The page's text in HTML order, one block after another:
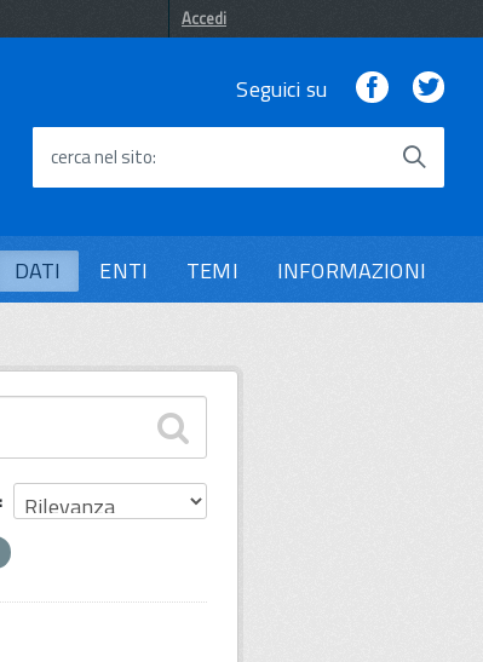
Accedi
Seguici su Facebook
cerca nel sito
DATI ENTI TEMI INFORMAZIONI